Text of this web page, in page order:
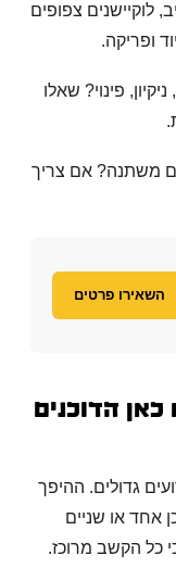
צפופים
ופריקה.
פינוי? שאלו
משתנה? אם צריך
השאירו פרטים
הדוכנים
גדולים. ההיפך
אנשים, דוכן אחד או שניים
כל הקשב מרוכז.